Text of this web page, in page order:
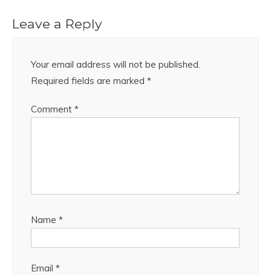
Leave a Reply
Your email address will not be published.
Required fields are marked *
Comment *
Name *
Email *